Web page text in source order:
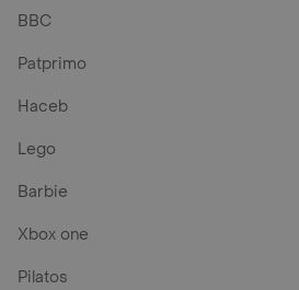
BBC
Patprimo
Haceb
Lego
Barbie
Xbox one
Pilatos